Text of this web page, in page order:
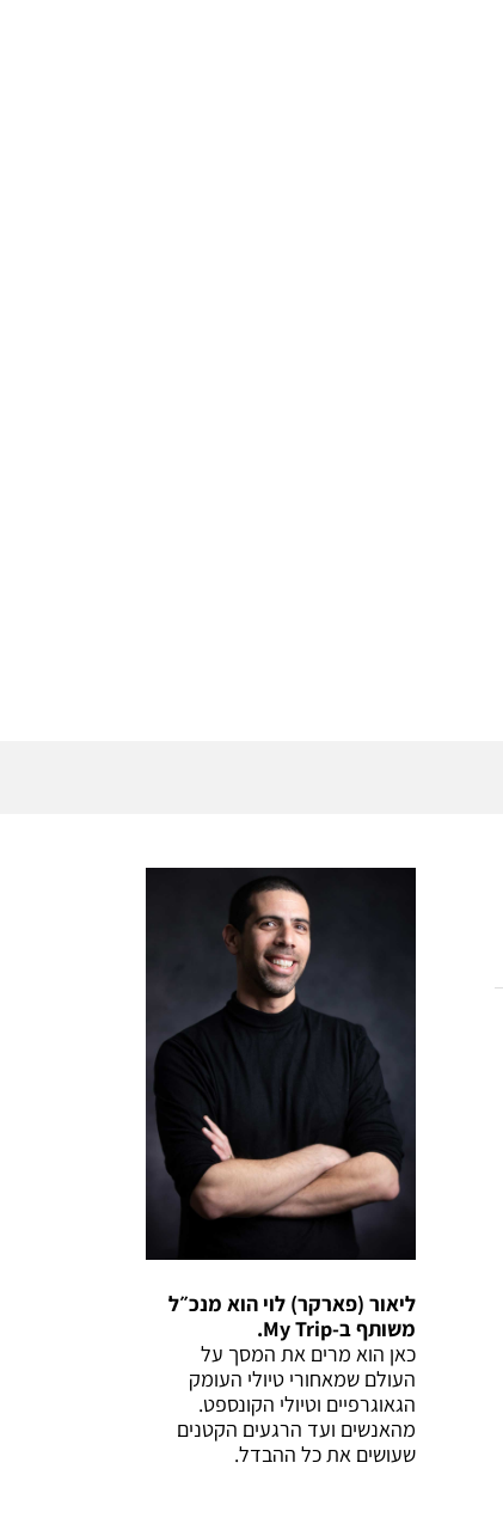
ליאור (פארקר) לוי הוא מנכ״ל
משותף ב-My Trip.
כאן הוא מרים את המסך על
העולם שמאחורי טיולי העומק
הגאוגרפיים וטיולי הקונספט.
מהאנשים ועד הרגעים הקטנים
שעושים את כל ההבדל.